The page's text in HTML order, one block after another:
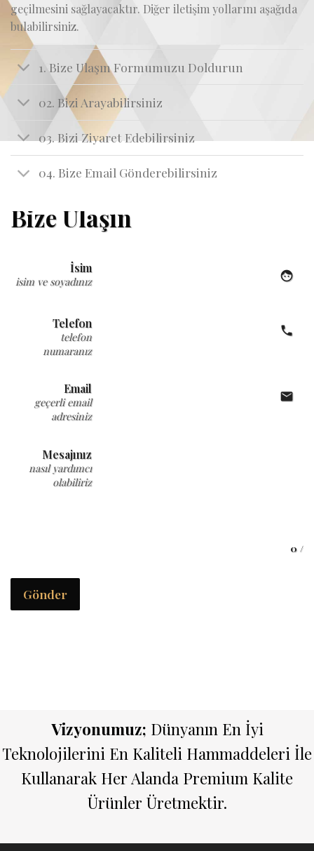
geçilmesini sağlayacaktır. Diğer iletişim yollarını aşağıda
bulabilirsiniz.
1. Bize Ulaşın Formumuzu Doldurun
02. Bizi Arayabilirsiniz
03. Bizi Ziyaret Edebilirsiniz
04. Bize Email Gönderebilirsiniz
Bize Ulaşın
İsim
isim ve soyadınız face
Telefon
telefon
numaranız
local_phone
Email
geçerli email
adresiniz
email
Mesajınız
nasıl yardımcı
olabiliriz
0 /
Gönder
Vizyonumuz; Dünyanın En İyi
Teknolojilerini En Kaliteli Hammaddeleri İle
Kullanarak Her Alanda Premium Kalite
Ürünler Üretmektir.